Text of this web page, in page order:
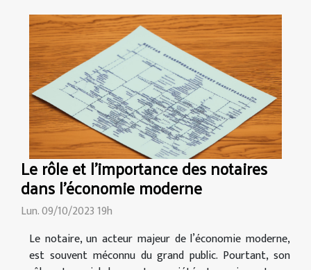
Le rôle et l'importance des notaires
dans l'économie moderne
Lun. 09/10/2023 19h
Le notaire, un acteur majeur de l’économie moderne,
est souvent méconnu du grand public. Pourtant, son